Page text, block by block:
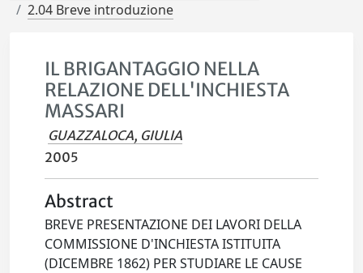
2.04 Breve introduzione
IL BRIGANTAGGIO NELLA
RELAZIONE DELL'INCHIESTA
MASSARI
GUAZZALOCA, GIULIA
2005
Abstract
BREVE PRESENTAZIONE DEI LAVORI DELLA
COMMISSIONE D'INCHIESTA ISTITUITA
(DICEMBRE 1862) PER STUDIARE LE CAUSE